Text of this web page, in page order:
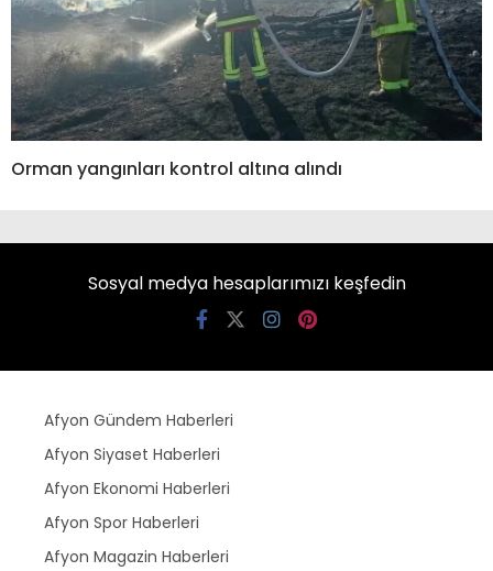
Orman yangınları kontrol altına alındı
Sosyal medya hesaplarımızı keşfedin
Afyon Gündem Haberleri
Afyon Siyaset Haberleri
Afyon Ekonomi Haberleri
Afyon Spor Haberleri
Afyon Magazin Haberleri